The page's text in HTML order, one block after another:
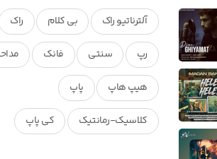
آلترناتیو راک بی کلام راک
رپ سنتی فانک
هیپ هاپ پاپ
کلاسیک-رمانتیک کی پاپ